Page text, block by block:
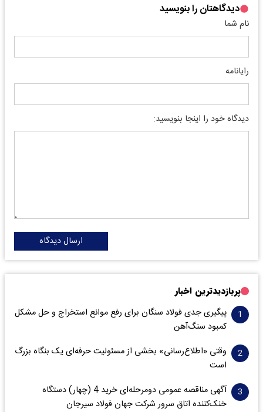
دیدگاهتان را بنویسید
نام شما
رایانامه
دیدگاه خود را اینجا بنویسید:
ارسال دیدگاه
پربازدیدترین اخبار
پیگیری جدی فولاد سنگان برای رفع موانع استخراج و حل مشکل
کمبود سنگ‌آهن
وقتی «اطلاع‌رسانی» بخشی از مسئولیت حرفه‌ای یک بنگاه بزرگ
است
آگهی مناقصه عمومی دومرحله‌ای خرید 4 (چهار) دستگاه
خنک‌کننده اتاق سرور شرکت جهان فولاد سیرجان